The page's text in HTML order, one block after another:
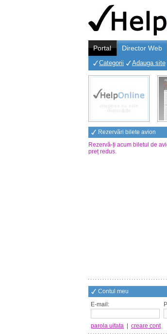
Portal Director Web
Categorii Adauga site
Rezervări bilete avion
Rezervă-ți acum biletul de
preț redus.
Contul meu
E-mail:
parola uitata creare cont